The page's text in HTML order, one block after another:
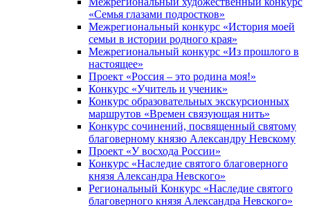
«Семья глазами подростков»
Межрегиональный конкурс «История моей
семьи в истории родного края»
Межрегиональный конкурс «Из прошлого в
настоящее»
Проект «Россия – это родина моя!»
Конкурс «Учитель и ученик»
Конкурс образовательных экскурсионных
маршрутов «Времен связующая нить»
Конкурс сочинений, посвященный святому
благоверному князю Александру Невскому
Проект «У восхода России»
Конкурс «Наследие святого благоверного
князя Александра Невского»
Региональный Конкурс «Наследие святого
благоверного князя Александра Невского»